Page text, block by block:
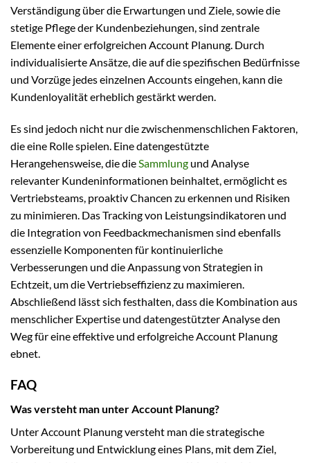
Verständigung über die Erwartungen und Ziele, sowie die
stetige Pflege der Kundenbeziehungen, sind zentrale
Elemente einer erfolgreichen Account Planung. Durch
individualisierte Ansätze, die auf die spezifischen Bedürfnisse
und Vorzüge jedes einzelnen Accounts eingehen, kann die
Kundenloyalität erheblich gestärkt werden.
Es sind jedoch nicht nur die zwischenmenschlichen Faktoren,
die eine Rolle spielen. Eine datengestützte
Herangehensweise, die dieSammlung und Analyse
relevanter Kundeninformationen beinhaltet, ermöglicht es
Vertriebsteams, proaktiv Chancen zu erkennen und Risiken
zu minimieren. Das Tracking von Leistungsindikatoren und
die Integration von Feedbackmechanismen sind ebenfalls
essenzielle Komponenten für kontinuierliche
Verbesserungen und die Anpassung von Strategien in
Echtzeit, um die Vertriebseffizienz zu maximieren.
Abschließend lässt sich festhalten, dass die Kombination aus
menschlicher Expertise und datengestützter Analyse den
Weg für eine effektive und erfolgreiche Account Planung
ebnet.
FAQ
Was versteht man unter Account Planung?
Unter Account Planung versteht man die strategische
Vorbereitung und Entwicklung eines Plans, mit dem Ziel,